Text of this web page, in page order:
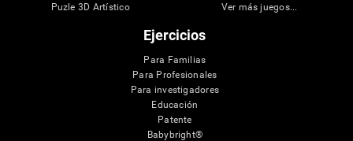
Puzle 3D Artístico
Ver más juegos...
Ejercicios
Para Familias
Para Profesionales
Para investigadores
Educación
Patente
Babybright®